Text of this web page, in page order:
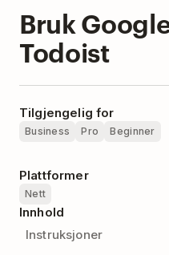
Bruk
Todoist
Tilgjengelig for
Business Pro Beginner
Plattformer
Nett
Innhold
Instruksjoner